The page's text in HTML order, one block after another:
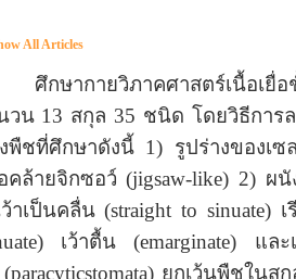
All Articles
ษากายวิภาคศาสตร์เนื้อเยื่อชั้น
วน13 สกุล 35 ชนิด โดยวิธีการ
พืชที่ศึกษาดังนี้ 1) รูปร่างของเซ
คล้ายจิกซอว์ (jigsaw-like) 2) ผนั
ว้าเป็นคลื่น(straight to sinuate) เ
เว้าตื้น (emarginate) แ
ยกเว้นพืชในสกุ